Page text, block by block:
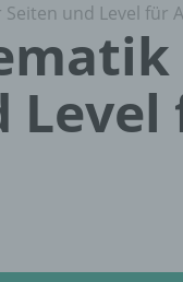
und Level für